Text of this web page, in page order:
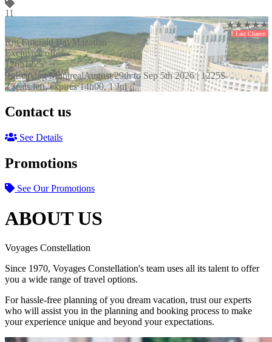
11
★★★★★
Last Chance
Riu Emerald BayMazatlan
Exclusive offer
12651225$
✈ Leaving MontrealAugust 29th to Sep 5th 2026 |1225$
2 seats left, expires 14h00, 1 Jul
Contact us
See Details
Promotions
See Our Promotions
ABOUT US
Voyages Constellation
Since 1970, Voyages Constellation's team uses all its talent to offer
you a wide range of travel options.
For hassle-free planning of you dream vacation, trust our experts
who will assist you in the planning and booking process to make
your experience unique and beyond your expectations.